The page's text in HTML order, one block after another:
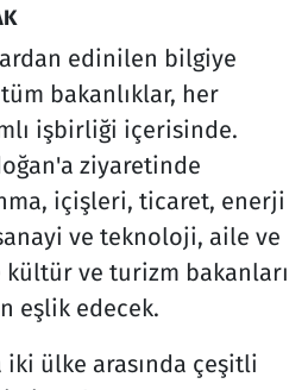
edinilen bilgiye
bakanlıklar, her
işbirliği içerisinde.
ziyaretinde
içişleri, ticaret, enerji
ve teknoloji, aile ve
ve turizm bakanları
eşlik edecek.
iki ülke arasında çeşitli